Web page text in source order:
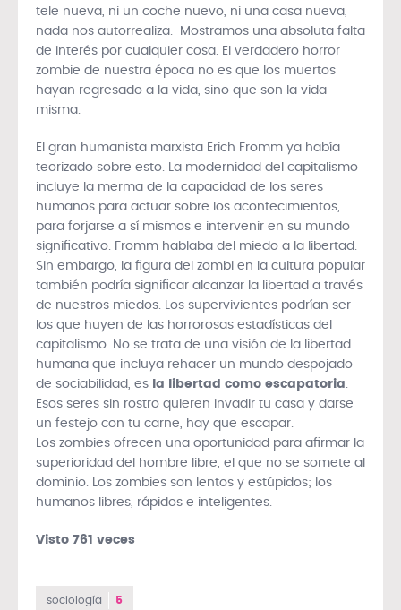
tele nueva, ni un coche nuevo, ni una casa nueva,
nada nos autorrealiza. Mostramos una absoluta falta
de interés por cualquier cosa. El verdadero horror
zombie de nuestra época no es que los muertos
hayan regresado a la vida, sino que son la vida
misma.
El gran humanista marxista Erich Fromm ya había
teorizado sobre esto. La modernidad del capitalismo
incluye la merma de la capacidad de los seres
humanos para actuar sobre los acontecimientos,
para forjarse a sí mismos e intervenir en su mundo
significativo. Fromm hablaba del miedo a la libertad.
Sin embargo, la figura del zombi en la cultura popular
también podría significar alcanzar la libertad a través
de nuestros miedos. Los supervivientes podrían ser
los que huyen de las horrorosas estadísticas del
capitalismo. No se trata de una visión de la libertad
humana que incluya rehacer un mundo despojado
de sociabilidad, es la libertad como escapatoria.
Esos seres sin rostro quieren invadir tu casa y darse
un festejo con tu carne, hay que escapar.
Los zombies ofrecen una oportunidad para afirmar la
superioridad del hombre libre, el que no se somete al
dominio. Los zombies son lentos y estúpidos; los
humanos libres, rápidos e inteligentes.
Visto 761 veces
sociología 5